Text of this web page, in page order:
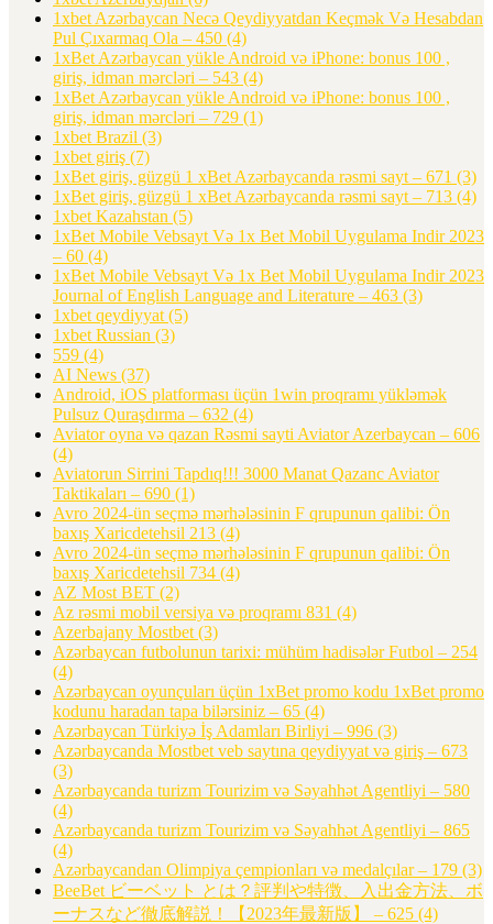
1xbet Azərbaycan Necə Qeydiyyatdan Keçmək Və Hesabdan
Pul Çıxarmaq Ola – 450 (4)
1xBet Azərbaycan yükle Android və iPhone: bonus 100 ,
giriş, idman mərcləri – 543 (4)
1xBet Azərbaycan yükle Android və iPhone: bonus 100 ,
giriş, idman mərcləri – 729 (1)
1xbet Brazil (3)
1xbet giriş (7)
1xBet giriş, güzgü 1 xBet Azərbaycanda rəsmi sayt – 671 (3)
1xBet giriş, güzgü 1 xBet Azərbaycanda rəsmi sayt – 713 (4)
1xbet Kazahstan (5)
1xBet Mobile Vebsayt Və 1x Bet Mobil Uygulama Indir 2023
– 60 (4)
1xBet Mobile Vebsayt Və 1x Bet Mobil Uygulama Indir 2023
Journal of English Language and Literature – 463 (3)
1xbet qeydiyyat (5)
1xbet Russian (3)
559 (4)
AI News (37)
Android, iOS platforması üçün 1win proqramı yükləmək
Pulsuz Quraşdırma – 632 (4)
Aviator oyna və qazan Rəsmi sayti Aviator Azerbaycan – 606
(4)
Aviatorun Sirrini Tapdıq!!! 3000 Manat Qazanc Aviator
Taktikaları – 690 (1)
Avro 2024-ün seçmə mərhələsinin F qrupunun qalibi: Ön
baxış Xaricdetehsil 213 (4)
Avro 2024-ün seçmə mərhələsinin F qrupunun qalibi: Ön
baxış Xaricdetehsil 734 (4)
AZ Most BET (2)
Az rəsmi mobil versiya və proqramı 831 (4)
Azerbajany Mostbet (3)
Azərbaycan futbolunun tarixi: mühüm hadisələr Futbol – 254
(4)
Azərbaycan oyunçuları üçün 1xBet promo kodu 1xBet promo
kodunu haradan tapa bilərsiniz – 65 (4)
Azərbaycan Türkiyə İş Adamları Birliyi – 996 (3)
Azərbaycanda Mostbet veb saytına qeydiyyat və giriş – 673
(3)
Azərbaycanda turizm Tourizim və Səyahhət Agentliyi – 580
(4)
Azərbaycanda turizm Tourizim və Səyahhət Agentliyi – 865
(4)
Azərbaycandan Olimpiya çempionları və medalçılar – 179 (3)
BeeBet ビーベット とは？評判や特徴、入出金方法、ボ
ーナスなど徹底解説！【2023年最新版】 – 625 (4)